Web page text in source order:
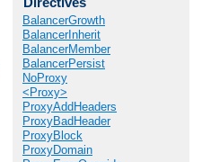
BalancerGrowth
BalancerInherit
BalancerMember
BalancerPersist
NoProxy
<Proxy>
ProxyAddHeaders
ProxyBadHeader
ProxyBlock
ProxyDomain